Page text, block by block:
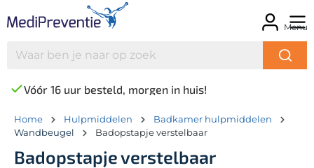
Menu
Vóór 16 uur besteld, morgen in huis!
Home Hulpmiddelen
Badkamer hulpmiddelen
Wandbeugel
Badopstapje verstelbaar
Badopstapje verstelbaar